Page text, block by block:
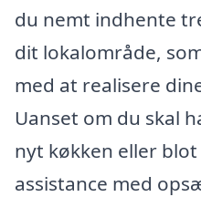
du nemt indhente
dit lokalområde,
med at realisere
Uanset om du skal
nyt køkken eller
assistance med